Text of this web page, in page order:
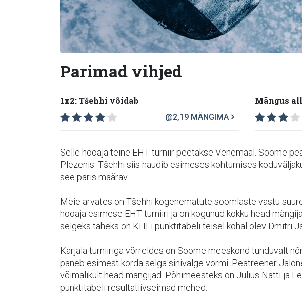
Parimad vihjed
1x2: Tšehhi võidab
@2,19 MÄNGIMA
Mängus
Selle hooaja teine EHT turniir peetakse Venemaal. Soome
Plezenis. Tšehhi siis naudib esimeses kohtumises
see päris määrav.
Meie arvates on Tšehhi kogenematute soomlaste vastu
hooaja esimese EHT turniiri ja on kogunud kokku head
selgeks täheks on KHLi punktitabeli teisel kohal olev Dmitri
Karjala turniiriga võrreldes on Soome meeskond tunduvalt
paneb esimest korda selga sinivalge vormi. Peatreener
võimalikult head mängijad. Põhimeesteks on Julius Nätti ja
punktitabeli resultatiivseimad mehed.